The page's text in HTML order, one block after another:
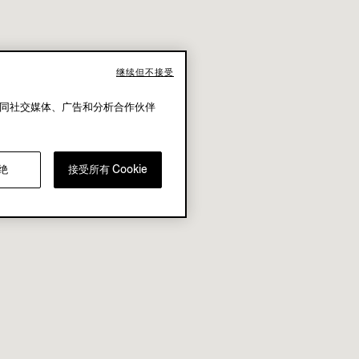
社交媒体、广告和分析合作伙伴
接受所有 Cookie
继续但不接受